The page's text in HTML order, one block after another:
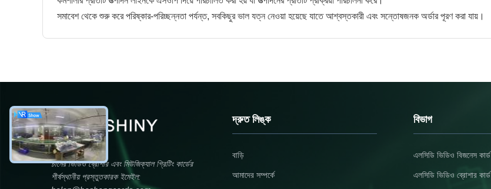
সমাবেশ থেকে শুরু করে পরিষ্কার-পরিচ্ছন্নতা পর্যন্ত, সবকিছুর ভাল যত্ন নেওয়া হয়েছে যাতে আশ্বস্তকারী এবং সন্তোষজনক অর্ডার পূরণ করা যায়।
চীনের ভিডিও ব্রোশার এবং মিউজিক্যাল গ্রিটিং কার্ডের
শীর্ষস্থানীয় প্রস্তুতকারক ইমেইল:
দ্রুত লিঙ্ক
বাড়ি
আমাদের সম্পর্কে
বিভাগ
এলসিডি ভিডিও বিজনেস কার্ড
এলসিডি ভিডিও ব্রোশার কার্ড